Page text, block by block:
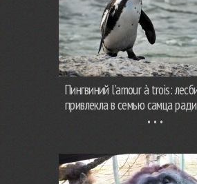
Пингвиний l’amour à trois:
привлекла в семью самца